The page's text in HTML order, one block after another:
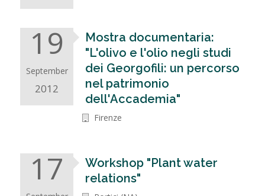
19
September
2012
Mostra documentaria:
"L'olivo e l'olio negli studi
dei Georgofili: un percorso
nel patrimonio
dell'Accademia"
Firenze
17
Workshop "Plant water
relations"